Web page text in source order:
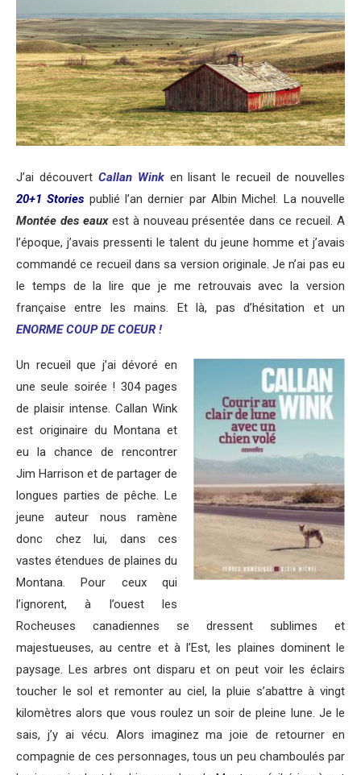
J’ai découvert Callan Winken lisant le recueil de nouvelles
20+1 Stories publié l’an dernier par Albin Michel. La nouvelle
Montée des eauxest à nouveau présentée dans ce recueil. A
l’époque, j’avais pressenti le talent du jeune homme et j’avais
commandé ce recueil dans sa version originale. Je n’ai pas eu
le temps de la lire que je me retrouvais avec la version
française entre les mains. Et là, pas d’hésitation et un
ENORME COUP DE COEUR !
Un recueil que j’ai dévoré en
une seule soirée ! 304 pages
de plaisir intense. Callan Wink
est originaire du Montana et
eu la chance de rencontrer
Jim Harrison et de partager de
longues parties de pêche. Le
jeune auteur nous ramène
donc chez lui, dans ces
vastes étendues de plaines du
Montana. Pour ceux qui
l’ignorent, à l’ouest les
Rocheuses canadiennes se dressent sublimes et
majestueuses, au centre et à l’Est, les plaines dominent le
paysage. Les arbres ont disparu et on peut voir les éclairs
toucher le sol et remonter au ciel, la pluie s’abattre à vingt
kilomètres alors que vous roulez un soir de pleine lune. Je le
sais, j’y ai vécu. Alors imaginez ma joie de retourner en
compagnie de ces personnages, tous un peu chamboulés par